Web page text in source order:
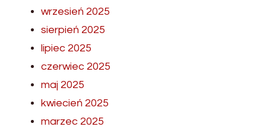
wrzesień 2025
sierpień 2025
lipiec 2025
czerwiec 2025
maj 2025
kwiecień 2025
marzec 2025